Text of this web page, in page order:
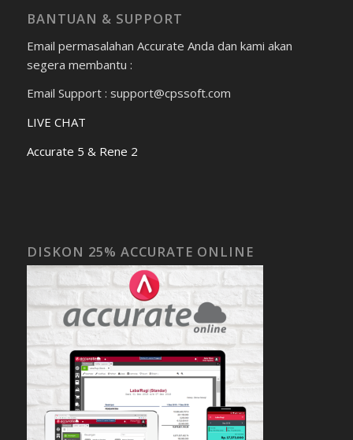
BANTUAN & SUPPORT
Email permasalahan Accurate Anda dan kami akan
segera membantu :
Email Support : support@cpssoft.com
LIVE CHAT
Accurate 5 & Rene 2
DISKON 25% ACCURATE ONLINE